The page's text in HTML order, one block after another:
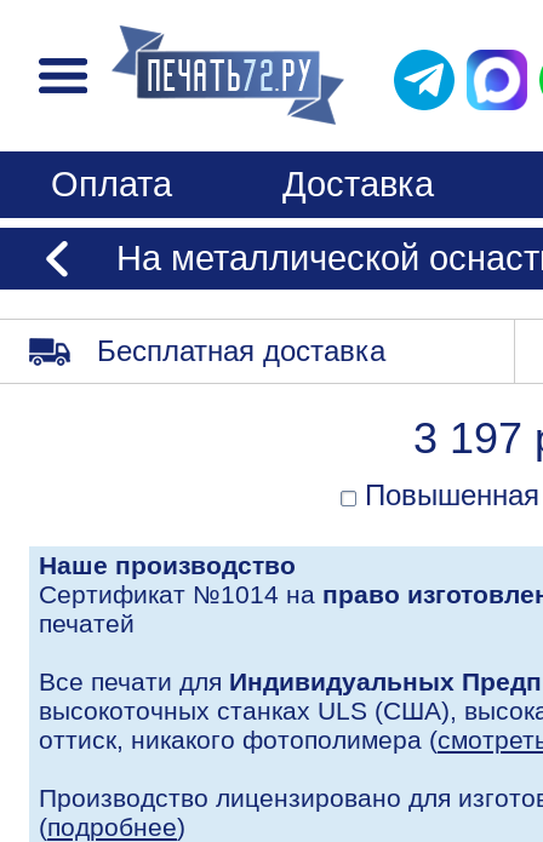
Оплата
Доставка
На металлической
Бесплатная доставка
3 197
Повышенная
Наше производство
Сертификат №1014 на право
печатей
Все печати для Индивидуальных
высокоточных станках ULS (США),
оттиск, никакого фотополимера (
Производство лицензировано для
(подробнее)